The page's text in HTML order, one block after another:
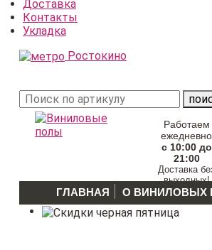
Доставка
Контакты
Укладка
Ростокино
Работаем
ежедневно
с 10:00 до
21:00
Доставка
выходных!
ГЛАВНАЯ О ВИНИЛОВЫХ